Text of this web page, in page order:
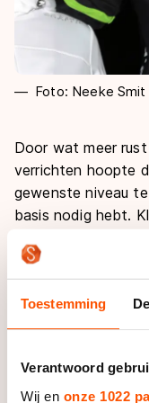
Toestemming
Verantwoord
Wij en onze 1022
Foto: Neeke Smit
Door wat meer
verrichten hoopte
gewenste niveau
basis nodig hebt.
normaal te zijn",
rond en die andere
stappen."
afvalkoers van het
baan in Almere